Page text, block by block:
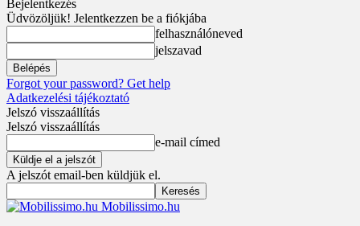
Bejelentkezés
Üdvözöljük! Jelentkezzen be a fiókjába
felhasználóneved
jelszavad
Forgot your password? Get help
Adatkezelési tájékoztató
Jelszó visszaállítás
Jelszó visszaállítás
e-mail címed
A jelszót email-ben küldjük el.
Mobilissimo.hu